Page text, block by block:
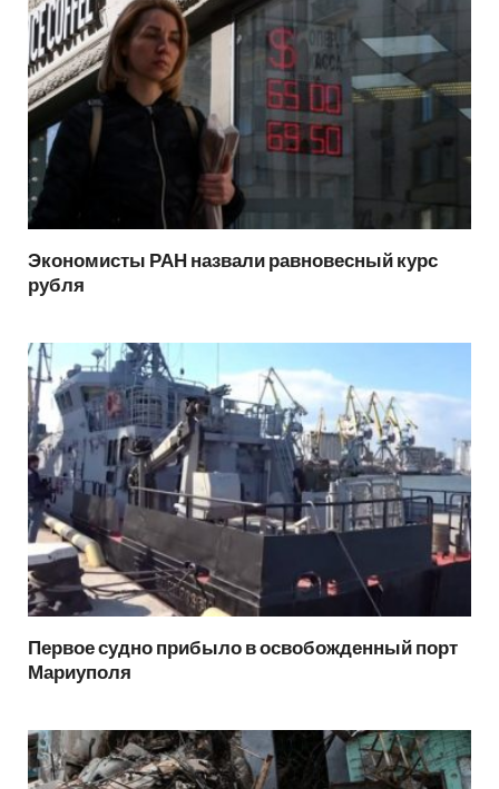
Экономисты РАН назвали равновесный курс
рубля
Первое судно прибыло в освобожденный порт
Мариуполя